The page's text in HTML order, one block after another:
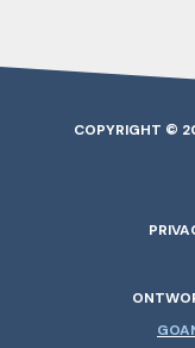
COPYRIGHT ©